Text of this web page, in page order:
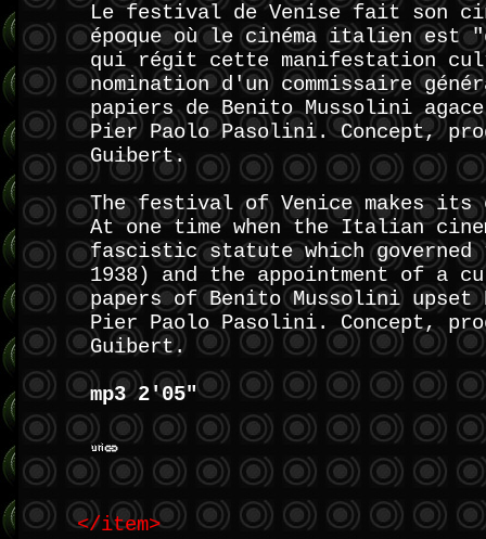
Le festival de Venise fait son
époque où le cinéma italien est
qui régit cette manifestation
nomination d'un commissaire
papiers de Benito Mussolini
Pier Paolo Pasolini. Concept,
Guibert.
The festival of Venice makes
At one time when the Italian
fascistic statute which
1938) and the appointment of a
papers of Benito Mussolini
Pier Paolo Pasolini. Concept,
Guibert.
mp3 2'05"
</item>